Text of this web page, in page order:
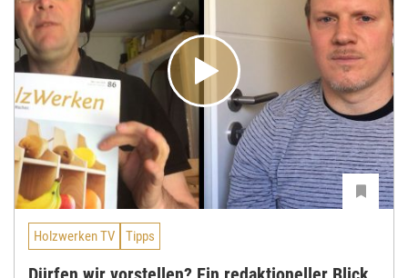
Holzwerken TV Tipps